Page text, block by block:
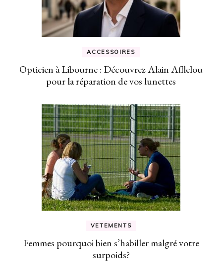
ACCESSOIRES
Opticien à Libourne : Découvrez Alain Afflelou
pour la réparation de vos lunettes
VETEMENTS
Femmes pourquoi bien s’habiller malgré votre
surpoids?